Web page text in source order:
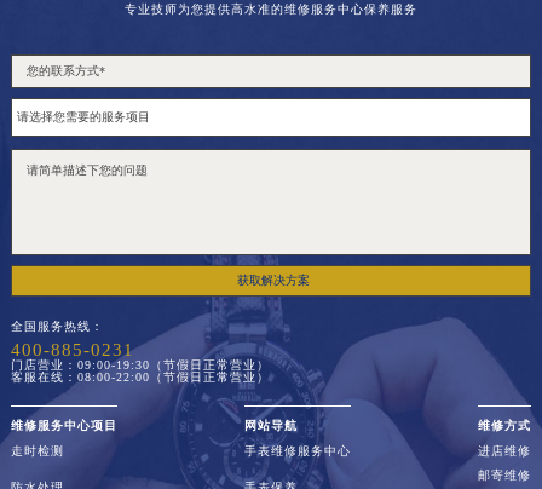
专业技师为您提供高水准的维修服务中心保养服务
获取解决方案
全国服务热线：
400-885-0231
门店营业：09:00-19:30（节假日正常营业）
客服在线：08:00-22:00（节假日正常营业）
维修服务中心项目
走时检测
网站导航
手表维修服务中心
维修方式
进店维修
邮寄维修